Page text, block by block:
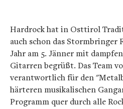
Hardrock hat in Osttirol
auch schon das Stormbringer
Jahr am 5. Jänner mit
Gitarren begrüßt. Das Team
verantwortlich für den
härteren musikalischen
Programm quer durch alle